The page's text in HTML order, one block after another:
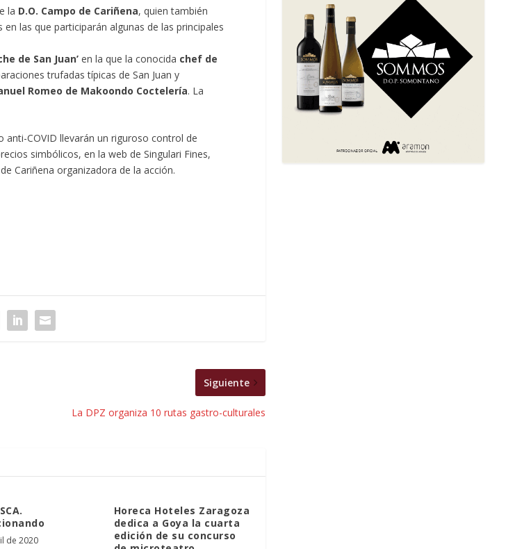
la D.O. Campo de Cariñena, quien también
las que participarán algunas de las principales
de San Juan’ en la que la conocida chef de
trufadas típicas de San Juan y
Romeo de Makoondo Coctelería. La
COVID llevarán un riguroso control de
simbólicos, en la web de Singulari Fines,
Cariñena organizadora de la acción.
Siguiente
La DPZ organiza 10 rutas gastro-culturales
de 2020
Horeca Hoteles Zaragoza
dedica a Goya la cuarta
edición de su concurso